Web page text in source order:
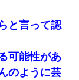
と言って認
可能性があ
のように芸